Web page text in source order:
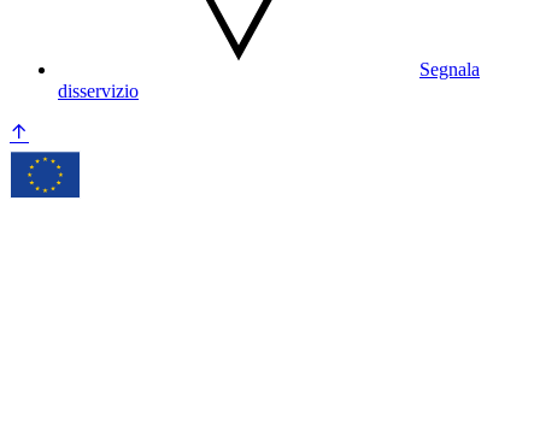
Segnala
disservizio